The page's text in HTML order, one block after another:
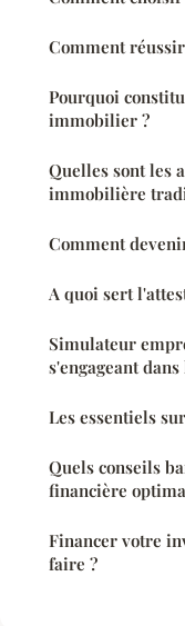
Comment
Pourquoi
immobilier ?
Quelles sont les
immobilière
Comment
A quoi sert
Simulateur
s'engageant
Les essentiels
Quels conseils
financière
Financer votre
faire ?